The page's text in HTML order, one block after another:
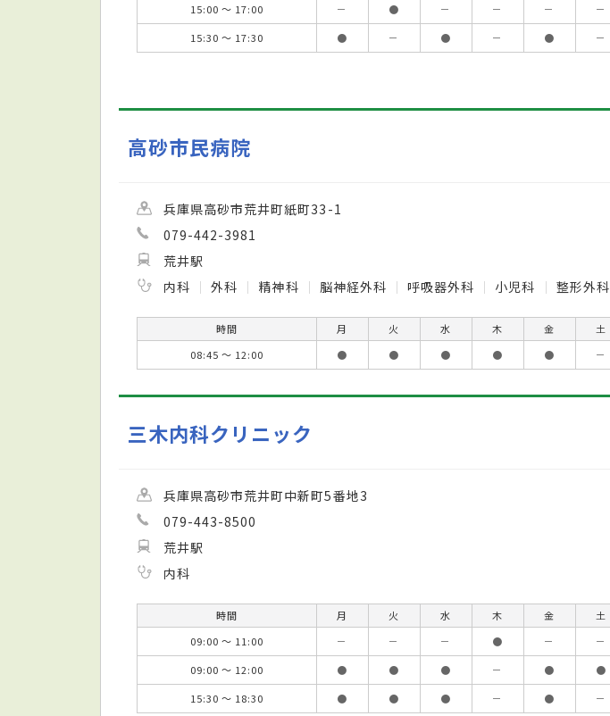
15:00 ～ 17:00
－ ● － － － －
15:30 ～ 17:30
● － ● － ● －
高砂市民病院
兵庫県高砂市荒井町紙町33-1
079-442-3981
荒井駅
内科
外科 精神科 脳神経外科 呼吸器外科 小児科 整形外科
時間 月 火 水 木 金 土
08:45 ～ 12:00
● ● ● ● ● －
三木内科クリニック
兵庫県高砂市荒井町中新町5番地3
079-443-8500
荒井駅
内科
時間 月 火 水 木 金 土
09:00 ～ 11:00
－ － － ● － －
09:00 ～ 12:00
● ● ● － ● ●
15:30 ～ 18:30
● ● ● － ● －